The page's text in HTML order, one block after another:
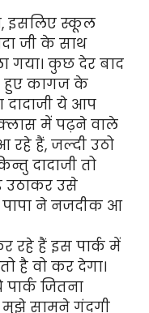
इसलिए स्कूल
जी के साथ
गया। कुछ देर बाद
हुए कागज के
दादाजी ये आप
में पढ़ने वाले
रहे हैं, जल्दी उठो
दादाजी तो
उसे
पापा ने नजदीक आ
रहे हैं इस पार्क में
है वो कर देगा।
जितना
मुझे सामने गंदगी